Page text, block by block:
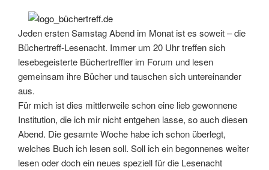
Jeden ersten Samstag Abend im Monat ist es soweit – die
Büchertreff-Lesenacht. Immer um 20 Uhr treffen sich
lesebegeisterte Büchertreffler im Forum und lesen
gemeinsam ihre Bücher und tauschen sich untereinander
aus.
Für mich ist dies mittlerweile schon eine lieb gewonnene
Institution, die ich mir nicht entgehen lasse, so auch diesen
Abend. Die gesamte Woche habe ich schon überlegt,
welches Buch ich lesen soll. Soll ich ein begonnenes weiter
lesen oder doch ein neues speziell für die Lesenacht